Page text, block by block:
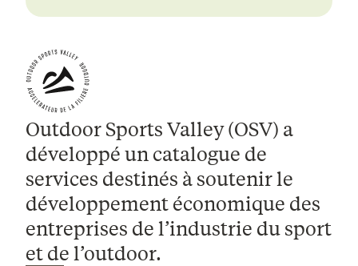
Outdoor Sports Valley (OSV) a
développé un catalogue de
services destinés à soutenir le
développement économique des
entreprises de l’industrie du sport
et de l’outdoor.